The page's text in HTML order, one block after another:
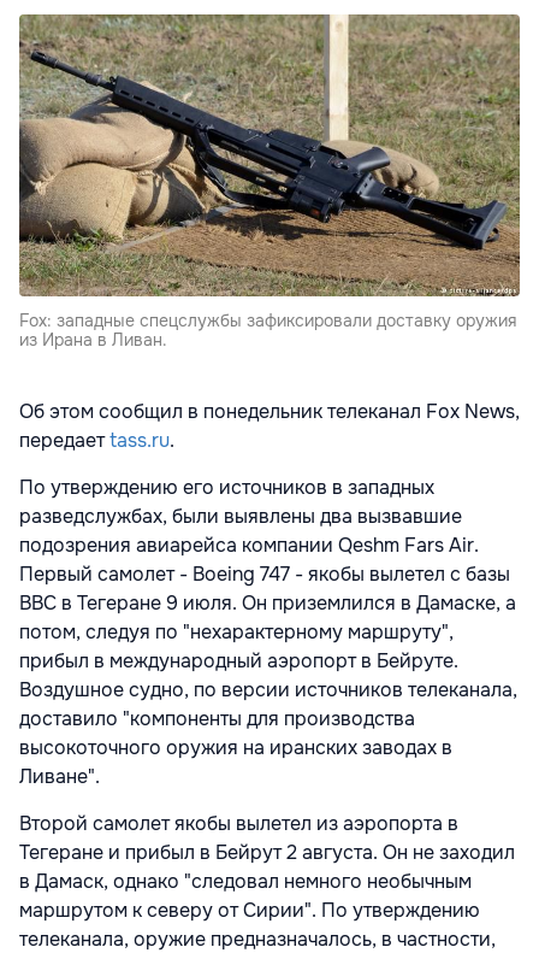
Fox: западные спецслужбы зафиксировали доставку оружия
из Ирана в Ливан.
Об этом сообщил в понедельник телеканал Fox News,
передаетtass.ru.
По утверждению его источников в западных
разведслужбах, были выявлены два вызвавшие
подозрения авиарейса компании Qeshm Fars Air.
Первый самолет - Boeing 747 - якобы вылетел с базы
ВВС в Тегеране 9 июля. Он приземлился в Дамаске, а
потом, следуя по "нехарактерному маршруту",
прибыл в международный аэропорт в Бейруте.
Воздушное судно, по версии источников телеканала,
доставило "компоненты для производства
высокоточного оружия на иранских заводах в
Ливане".
Второй самолет якобы вылетел из аэропорта в
Тегеране и прибыл в Бейрут 2 августа. Он не заходил
в Дамаск, однако "следовал немного необычным
маршрутом к северу от Сирии". По утверждению
телеканала, оружие предназначалось, в частности,